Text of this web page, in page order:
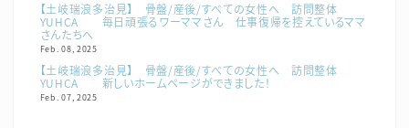
【土岐瑞浪多治見】 骨盤/産後/すべての女性へ 訪問整体
YUHCA 毎日頑張るワーママさん 仕事復帰を控えているママ
さんたちへ
Feb. 08, 2025
【土岐瑞浪多治見】 骨盤/産後/すべての女性へ 訪問整体
YUHCA 新しいホームページができました！
Feb. 07, 2025